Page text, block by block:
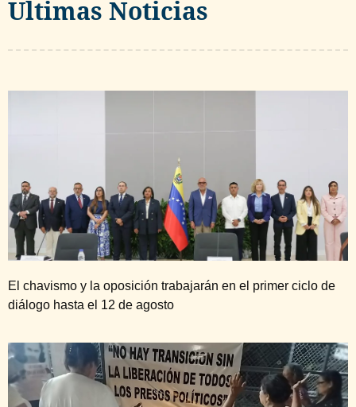
Ultimas Noticias
El chavismo y la oposición trabajarán en el primer ciclo de
diálogo hasta el 12 de agosto